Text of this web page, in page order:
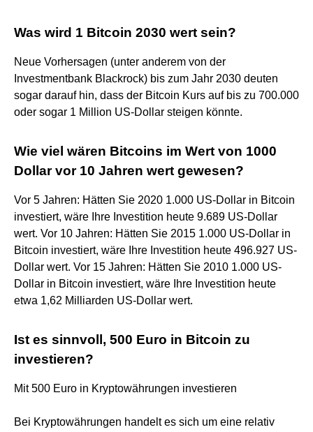
Was wird 1 Bitcoin 2030 wert sein?
Neue Vorhersagen (unter anderem von der
Investmentbank Blackrock) bis zum Jahr 2030 deuten
sogar darauf hin, dass der Bitcoin Kurs auf bis zu 700.000
oder sogar 1 Million US-Dollar steigen könnte.
Wie viel wären Bitcoins im Wert von 1000
Dollar vor 10 Jahren wert gewesen?
Vor 5 Jahren: Hätten Sie 2020 1.000 US-Dollar in Bitcoin
investiert, wäre Ihre Investition heute 9.689 US-Dollar
wert. Vor 10 Jahren: Hätten Sie 2015 1.000 US-Dollar in
Bitcoin investiert, wäre Ihre Investition heute 496.927 US-
Dollar wert. Vor 15 Jahren: Hätten Sie 2010 1.000 US-
Dollar in Bitcoin investiert, wäre Ihre Investition heute
etwa 1,62 Milliarden US-Dollar wert.
Ist es sinnvoll, 500 Euro in Bitcoin zu
investieren?
Mit 500 Euro in Kryptowährungen investieren
Bei Kryptowährungen handelt es sich um eine relativ